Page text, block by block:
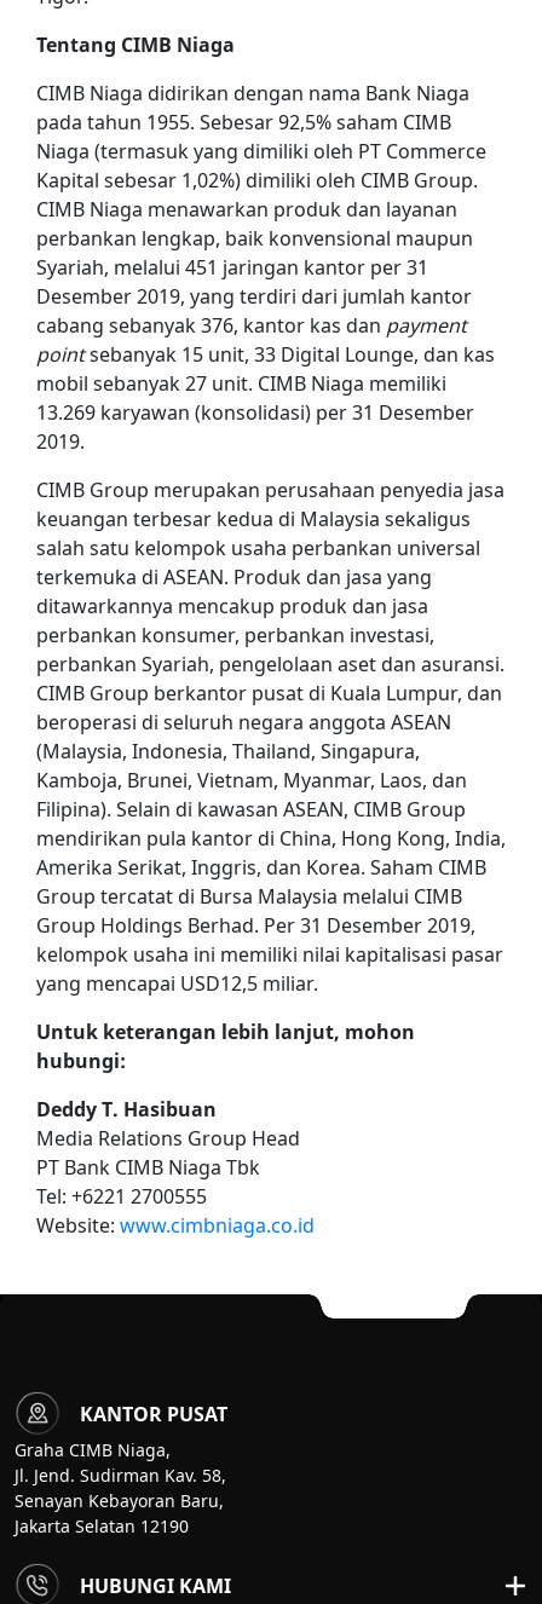
Tentang CIMB Niaga
CIMB Niaga didirikan dengan nama Bank Niaga
pada tahun 1955. Sebesar 92,5% saham CIMB
Niaga (termasuk yang dimiliki oleh PT Commerce
Kapital sebesar 1,02%) dimiliki oleh CIMB Group.
CIMB Niaga menawarkan produk dan layanan
perbankan lengkap, baik konvensional maupun
Syariah, melalui 451 jaringan kantor per 31
Desember 2019, yang terdiri dari jumlah kantor
cabang sebanyak 376, kantor kas dan payment
pointsebanyak 15 unit, 33 Digital Lounge, dan kas
mobil sebanyak 27 unit. CIMB Niaga memiliki
13.269 karyawan (konsolidasi) per 31 Desember
2019.
CIMB Group merupakan perusahaan penyedia jasa
keuangan terbesar kedua di Malaysia sekaligus
salah satu kelompok usaha perbankan universal
terkemuka di ASEAN. Produk dan jasa yang
ditawarkannya mencakup produk dan jasa
perbankan konsumer, perbankan investasi,
perbankan Syariah, pengelolaan aset dan asuransi.
CIMB Group berkantor pusat di Kuala Lumpur, dan
beroperasi di seluruh negara anggota ASEAN
(Malaysia, Indonesia, Thailand, Singapura,
Kamboja, Brunei, Vietnam, Myanmar, Laos, dan
Filipina). Selain di kawasan ASEAN, CIMB Group
mendirikan pula kantor di China, Hong Kong, India,
Amerika Serikat, Inggris, dan Korea. Saham CIMB
Group tercatat di Bursa Malaysia melalui CIMB
Group Holdings Berhad. Per 31 Desember 2019,
kelompok usaha ini memiliki nilai kapitalisasi pasar
yang mencapai USD12,5 miliar.
Untuk keterangan lebih lanjut, mohon
hubungi:
Deddy T. Hasibuan
Media Relations Group Head
PT Bank CIMB Niaga Tbk
Tel: +6221 2700555
Website: www.cimbniaga.co.id
KANTOR PUSAT
Graha CIMB Niaga,
Jl. Jend. Sudirman Kav. 58,
Senayan Kebayoran Baru,
Jakarta Selatan 12190
HUBUNGI KAMI